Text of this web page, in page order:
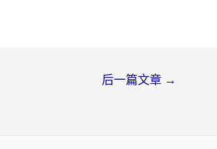
后一篇文章 →